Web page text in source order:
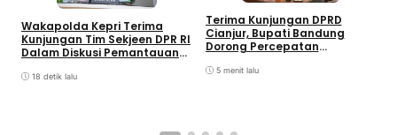
Wakapolda Kepri Terima
Kunjungan Tim Sekjeen DPR RI
Dalam Diskusi Pemantauan
Keimigrasian
18 detik lalu
Terima Kunjungan DPRD
Cianjur, Bupati Bandung
Dorong Percepatan
Perbatasan
5 menit lalu